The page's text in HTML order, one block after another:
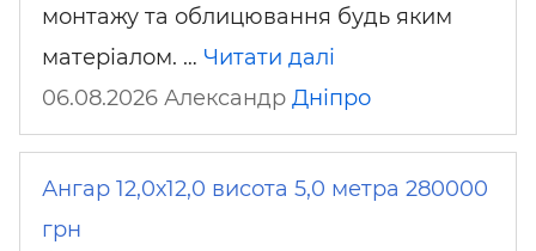
монтажу та облицювання будь яким
матеріалом. … Читати далі
06.08.2026 Александр Дніпро
Ангар 12,0х12,0 висота 5,0 метра 280000
грн